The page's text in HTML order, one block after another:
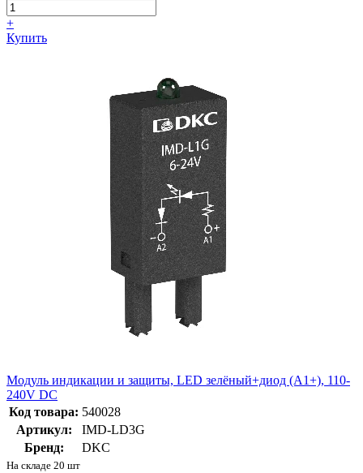
+
Купить
Модуль индикации и защиты, LED зелёный+диод (A1+), 110-
240V DC
Код товара: 540028
Артикул:
IMD-LD3G
Бренд:
DKC
На складе 20 шт